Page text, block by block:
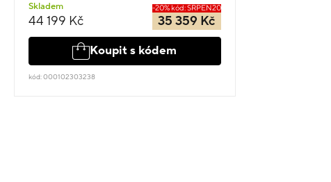
Skladem
44 199 Kč
-20% kód: SRPEN20
35 359 Kč
Koupit s kódem
kód: 000102303238